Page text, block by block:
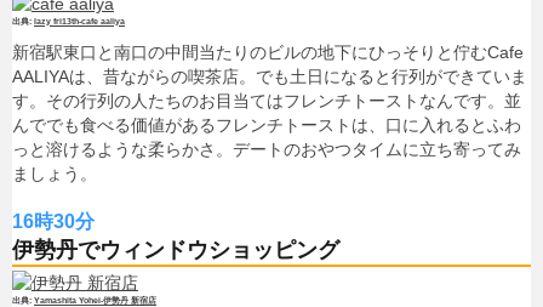
lazy fri13th-cafe aaliya
新宿駅東口と南口の中間当たりのビルの地下にひっそりと佇むCafe
AALIYAは、昔ながらの喫茶店。でも土日になると行列ができていま
す。その行列の人たちのお目当てはフレンチトーストなんです。並
んででも食べる価値があるフレンチトーストは、口に入れるとふわ
っと溶けるような柔らかさ。デートのおやつタイムに立ち寄ってみ
ましょう。
16時30分
伊勢丹でウィンドウショッピング
Yamashita Yohei-伊勢丹 新宿店